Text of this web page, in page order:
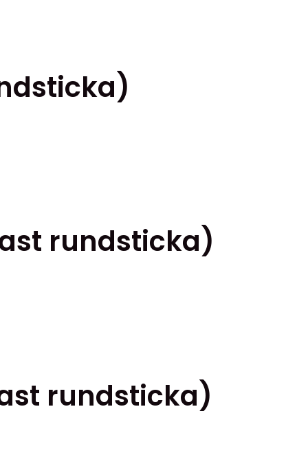
rundsticka)
rundsticka)